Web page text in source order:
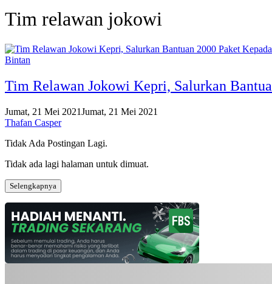
Tim relawan jokowi
Bintan
Tim Relawan Jokowi Kepri, Salurkan
Jumat, 21 Mei 2021Jumat, 21 Mei 2021
Thafan Casper
Tidak Ada Postingan Lagi.
Tidak ada lagi halaman untuk dimuat.
Selengkapnya